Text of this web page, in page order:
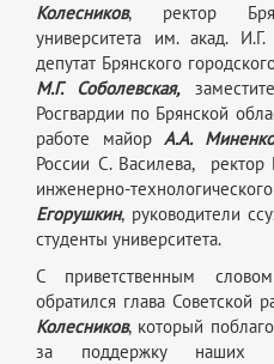
Колесников, ректор
университета им. акад. И.Г.
депутат Брянского
М.Г. Соболевская,
Росгвардии по Брянской
работе майорА.А.
России С. Василева, ректор
инженерно-
Егорушкин, руководители
студенты университета.
С приветственным
обратился глава Советской
Колесников, который
за поддержку наших